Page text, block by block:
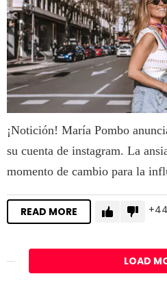
¡Notición! María Pombo
su cuenta de instagram. La
momento de cambio para la
READ MORE
LOAD